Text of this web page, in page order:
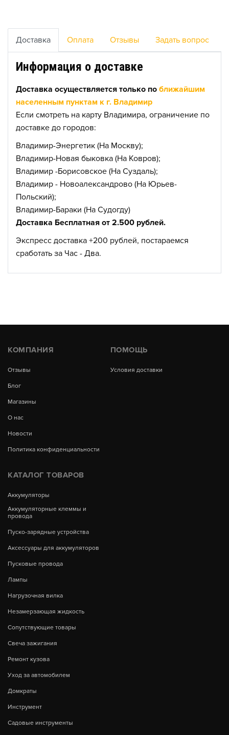
Доставка Оплата Отзывы Задать вопрос
Информация о доставке
Доставка осуществляется только по ближайшим
населенным пунктам к г. Владимир
Если смотреть на карту Владимира, ограничение по
доставке до городов:
Владимир-Энергетик (На Москву);
Владимир-Новая быковка (На Ковров);
Владимир -Борисовское (На Суздаль);
Владимир - Новоалександрово (На Юрьев-
Польский);
Владимир-Бараки (На Судогду)
Доставка Бесплатная от 2.500 рублей.
Экспресс доставка +200 рублей, постараемся
сработать за Час - Два.
КОМПАНИЯ
Отзывы
Блог
Магазины
О нас
Новости
Политика конфиденциальности
ПОМОЩЬ
Условия доставки
КАТАЛОГ ТОВАРОВ
Аккумуляторы
Аккумуляторные клеммы и
провода
Пуско-зарядные устройства
Аксессуары для аккумуляторов
Пусковые провода
Лампы
Нагрузочная вилка
Незамерзающая жидкость
Сопутствующие товары
Свеча зажигания
Ремонт кузова
Уход за автомобилем
Домкраты
Инструмент
Садовые инструменты